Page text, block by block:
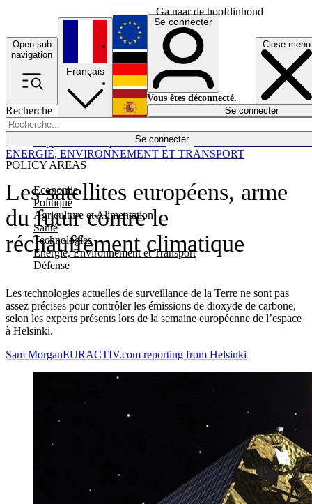
Ga naar de hoofdinhoud
Open sub
navigation
Close menu
Recherche
Se connecter
POLICY AREAS
Economie
Politique
Agriculture et Alimentation
Santé
Technologies
Energie, Environnement et Transport
Défense
Économie
Français
English
Deutsch
Español
Se connecter
Vous êtes déconnecté.
Se connecter
Les satellites européens, arme
du futur contre le
réchauffement climatique
Les technologies actuelles de surveillance de la Terre ne sont pas
assez précises pour contrôler les émissions de dioxyde de carbone,
selon les experts présents lors de la semaine européenne de l’espace
à Helsinki.
ENERGIE, ENVIRONNEMENT ET TRANSPORT
Sam MorganEURACTIV.com reporting from Helsinki